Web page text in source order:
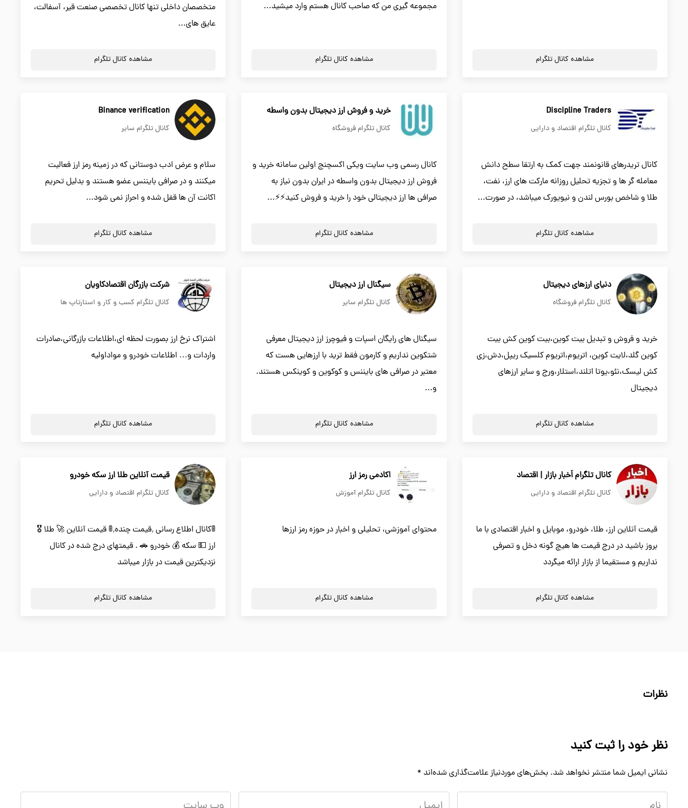
مشاهده کانال تلگرام
مجموعه گیری من که صاحب کانال هستم وارد میشید...
مشاهده کانال تلگرام
متخصصان داخلی تنها کانال تخصصی صنعت قیر، آسفالت،
عایق های...
مشاهده کانال تلگرام
Discipline Traders
کانال تلگرام اقتصاد و دارایی
کانال تریدرهای قانونمند جهت کمک به ارتقا سطح دانش
معامله گر ها و تجزیه تحلیل روزانه مارکت های ارز، نفت،
طلا و شاخص بورس لندن و نیویورک میباشد، در صورت...
مشاهده کانال تلگرام
خرید و فروش ارز دیجیتال بدون واسطه
کانال تلگرام فروشگاه
کانال رسمی وب سایت ویکی اکسچنج اولین سامانه خرید و
فروش ارز دیجیتال بدون واسطه در ایران بدون نیاز به
صرافی ها ارز دیجیتالی خود را خرید و فروش کنید⚡️⚡️...
مشاهده کانال تلگرام
Binance verification
کانال تلگرام سایر
سلام و عرض ادب دوستانی که در زمینه رمز ارز فعالیت
میکنند و در صرافی بایننس عضو هستند و بدلیل تحریم
اکانت آن ها قفل شده و احراز نمی شود...
مشاهده کانال تلگرام
دنیای ارزهای دیجیتال
کانال تلگرام فروشگاه
خرید و فروش و تبدیل بیت کوین،بیت کوین کش بیت
کوین گلد،لایت کوین، اتریوم،اتریوم کلسیک ریپل،دش،زی
کش لیسک،نئو،یوتا اتلند،استلار،ورج و سایر ارزهای
دیجیتال
مشاهده کانال تلگرام
سیگنال ارز دیجیتال
کانال تلگرام سایر
سیگنال های رایگان اسپات و فیوچرز ارز دیجیتال معرفی
شتکوین نداریم و کارمون فقط ترید با ارزهایی هست که
معتبر در صرافی های بایننس و کوکوین و کوینکس هستند.
و...
مشاهده کانال تلگرام
شرکت بازرگان اقتصادکاویان
کانال تلگرام کسب و کار و استارتاپ ها
اشتراک نرخ ارز بصورت لحظه ای،اطلاعات بازرگانی،صادرات
واردات و… اطلاعات خودرو و مواداولیه
مشاهده کانال تلگرام
کانال تلگرام اَخبار بازار | اقتصاد
کانال تلگرام اقتصاد و دارایی
قیمت آنلاین ارز، طلا، خودرو، موبایل و اخبار اقتصادی با ما
بروز باشید در درج قیمت ها هیچ گونه دخل و تصرفی
نداریم و مستقیما از بازار ارائه میگردد
مشاهده کانال تلگرام
اکادمی رمز ارز
کانال تلگرام آموزش
محتوای آموزشی، تحلیلی و اخبار در حوزه رمز ارزها
مشاهده کانال تلگرام
قیمت آنلاین طلا ارز سکه خودرو
کانال تلگرام اقتصاد و دارایی
🚦کانال اطلاع رسانی ٬قیمت چنده٬🚦 قیمت آنلاین 🚀 طلا 🎖
ارز 💵 سکه 💰 خودرو 🚗 . قیمتهای درج شده در کانال
نزدیکترین قیمت در بازار میباشد
مشاهده کانال تلگرام
نظرات
نظر خود را ثبت کنید
نشانی ایمیل شما منتشر نخواهد شد. بخش‌های موردنیاز علامت‌گذاری شده‌اند *